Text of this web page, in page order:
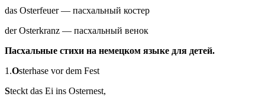
das Osterfeuer — пасхальный костер
der Osterkranz — пасхальный венок
Пасхальные стихи на немецком языке для детей.
1.Osterhase vor dem Fest
Steckt das Ei ins Osternest,